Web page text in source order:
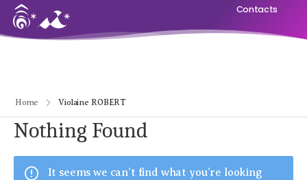
Contacts
Home Violaine ROBERT
Nothing Found
It seems we can’t find what you’re looking